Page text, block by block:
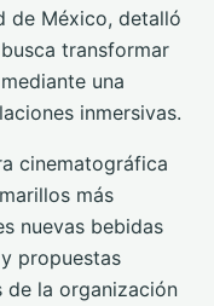
de México, detalló
transformar
una
inmersivas.
cinematográfica
más
nuevas bebidas
propuestas
de la organización